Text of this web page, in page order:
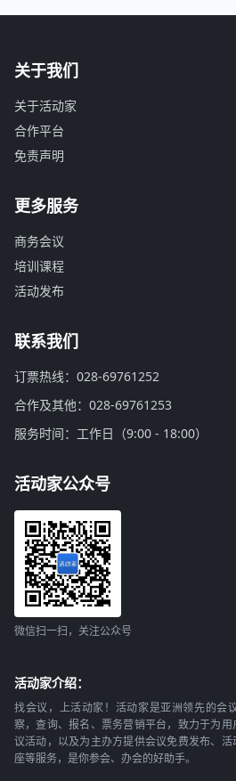
关于我们
关于活动家
合作平台
免责声明
更多服务
商务会议
培训课程
活动发布
联系我们
订票热线：028-69761252
合作及其他：028-69761253
服务时间：工作日（9:00 - 18:00）
活动家公众号
微信扫一扫，关注公众号
活动家介绍：
找会议，上活动家！活动家是亚洲领先的会
察，查询、报名、票务营销平台，致力于为
议活动，以及为主办方提供会议免费发布、
座等服务，是你参会、办会的好助手。